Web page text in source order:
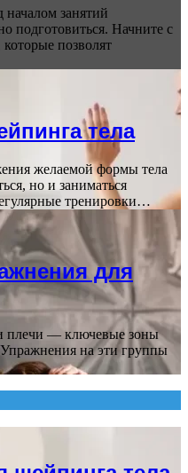
занятий
подготовиться. Начните с
позволят
тела
желаемой формы тела
но и заниматься
тренировки…
для
плечи — ключевые зоны
Упражнения на эти группы